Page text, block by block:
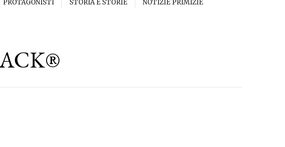
PROTAGONISTI STORIA E STORIE NOTIZIE PRIMIZIE